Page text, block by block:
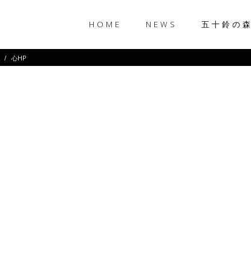
HOME NEWS 五十鈴の
/ 心HP